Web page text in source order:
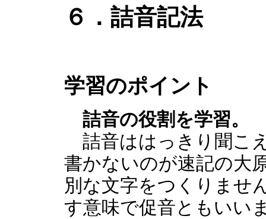
６．詰音記法
学習のポイント
詰音の役割を学習。
詰音ははっきり聞こ
書かないのが速記の大
別な文字をつくりませ
す意味で促音ともいい